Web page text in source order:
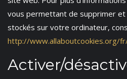
vous permettant de supprimer
stockés sur votre ordinateur,
http://www.allaboutcookies.org/
Activer/